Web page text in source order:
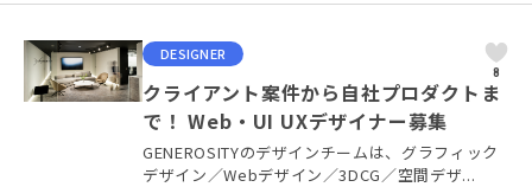
DESIGNER
8
クライアント案件から自社プロダクトま
で！ Web・UI UXデザイナー募集
GENEROSITYのデザインチームは、グラフィック
デザイン／Webデザイン／3DCG／空間デザ...